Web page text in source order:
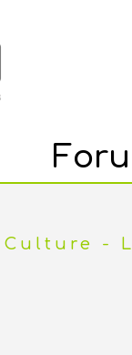
Culture -